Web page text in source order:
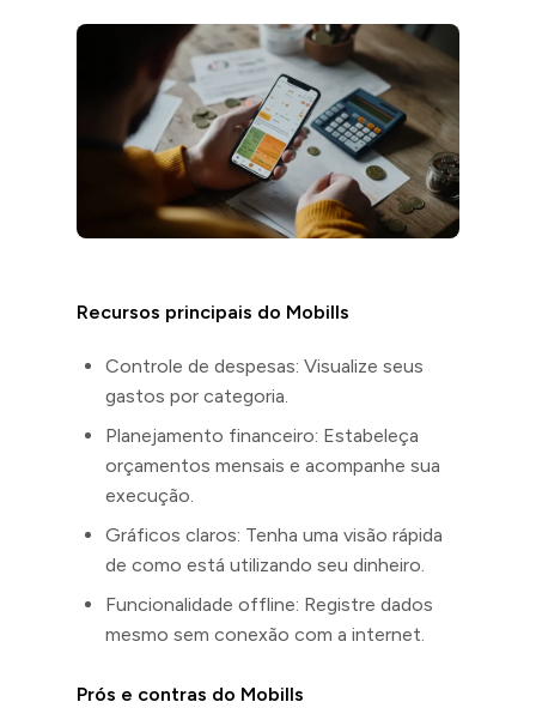
Recursos principais do Mobills
Controle de despesas: Visualize seus
gastos por categoria.
Planejamento financeiro: Estabeleça
orçamentos mensais e acompanhe sua
execução.
Gráficos claros: Tenha uma visão rápida
de como está utilizando seu dinheiro.
Funcionalidade offline: Registre dados
mesmo sem conexão com a internet.
Prós e contras do Mobills